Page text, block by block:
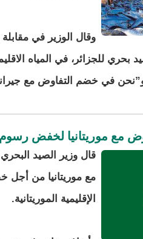
وقال الوزير في مقابلة
للجزائر، في المياه الاقليمية
في خضم التفاوض مع
مع موريتانيا لخفض رسوم
قال وزير الصيد
مع موريتانيا من أجل
الإقليمية الموريتانية.